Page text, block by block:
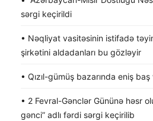
sərgi keçirildi
• Nəqliyat vasitəsinin istifadə
şirkətini aldadanları bu gözləyir
• Qızıl-gümüş bazarında eniş
• 2 Fevral-Gənclər Gününə həsr
gənci” adlı fərdi sərgi keçirilib